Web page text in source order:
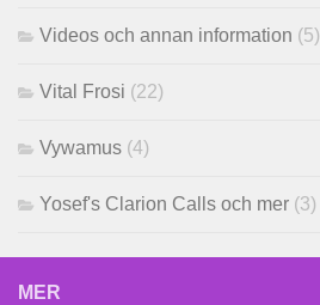
Videos och annan information (5)
Vital Frosi (22)
Vywamus (4)
Yosef's Clarion Calls och mer (3)
MER